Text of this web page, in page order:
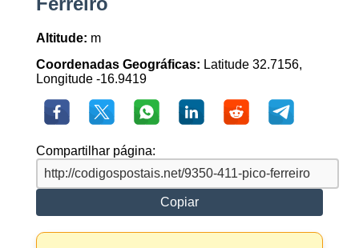
Altitude: m
Coordenadas Geográficas: Latitude 32.7156,
Longitude -16.9419
Compartilhar página:
Copiar